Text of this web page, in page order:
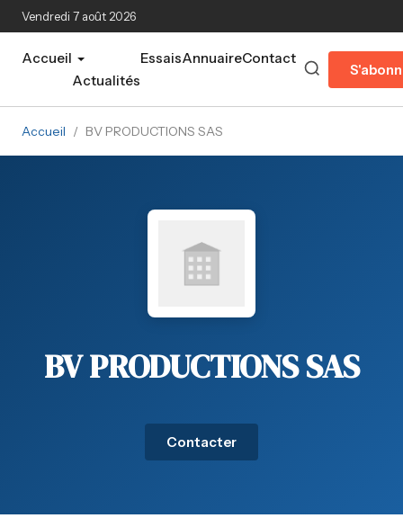
Aller au contenu principal
Vendredi 7 août 2026
Accueil
Actualités
EssaisAnnuaireContact
Accueil / BV PRODUCTIONS SAS
BV PRODUCTIONS SAS
Contacter